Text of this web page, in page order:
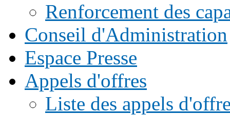
Renforcement des
Conseil d'Administration
Espace Presse
Appels d'offres
Liste des appels